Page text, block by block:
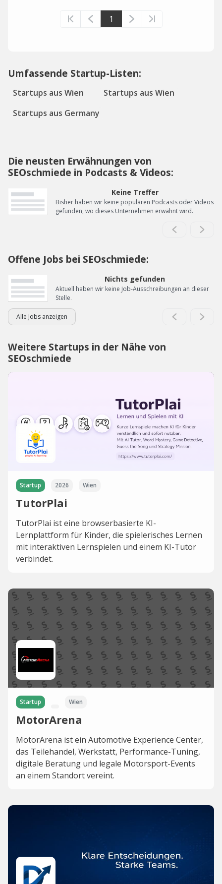
1
Umfassende Startup-Listen:
Startups aus Wien
Startups aus Wien
Startups aus Germany
Die neusten Erwähnungen von
SEOschmiede in Podcasts & Videos:
Keine Treffer
Bisher haben wir keine populären Podcasts oder Videos
gefunden, wo dieses Unternehmen erwähnt wird.
Offene Jobs bei SEOschmiede:
Nichts gefunden
Aktuell haben wir keine Job-Ausschreibungen an dieser
Stelle.
Alle Jobs anzeigen
Weitere Startups in der Nähe von
SEOschmiede
Startup 2026 Wien
TutorPlai
TutorPlai ist eine browserbasierte KI-
Lernplattform für Kinder, die spielerisches Lernen
mit interaktiven Lernspielen und einem KI-Tutor
verbindet.
Startup Wien
MotorArena
MotorArena ist ein Automotive Experience Center,
das Teilehandel, Werkstatt, Performance-Tuning,
digitale Beratung und legale Motorsport-Events
an einem Standort vereint.